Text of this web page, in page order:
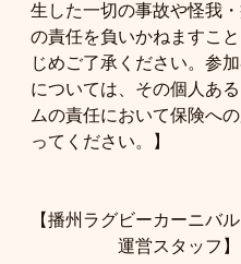
生した一切の事故や怪我
の責任を負いかねますこ
じめご了承ください。参
については、その個人あ
ムの責任において保険へ
ってください。】
【播州ラグビーカーニバル
運営スタッフ】